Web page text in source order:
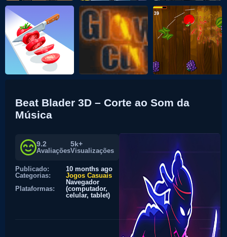
Beat Blader 3D – Corte ao Som da
Música
9.2
Avaliações
5k+
Visualizações
Publicado:
10 months ago
Categorias:
Jogos Casuais
Plataformas:
Navegador
(computador,
celular, tablet)